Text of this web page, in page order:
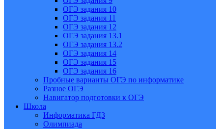
ОГЭ задания 10
ОГЭ задания 11
ОГЭ задания 12
ОГЭ задания 13.1
ОГЭ задания 13.2
ОГЭ задания 14
ОГЭ задания 15
ОГЭ задания 16
Пробные варианты ОГЭ по информатике
Разное ОГЭ
Навигатор подготовки к ОГЭ
Школа
Информатика ГДЗ
Олимпиада